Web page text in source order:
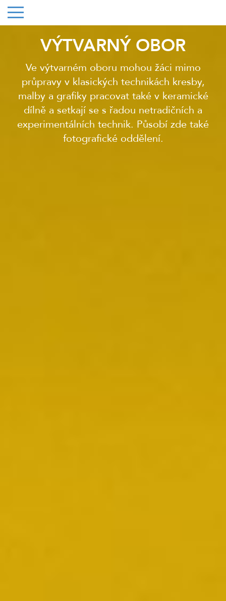
VÝTVARNÝ OBOR
Ve výtvarném oboru mohou žáci mimo
průpravy v klasických technikách kresby,
malby a grafiky pracovat také v keramické
dílně a setkají se s řadou netradičních a
experimentálních technik. Působí zde také
fotografické oddělení.